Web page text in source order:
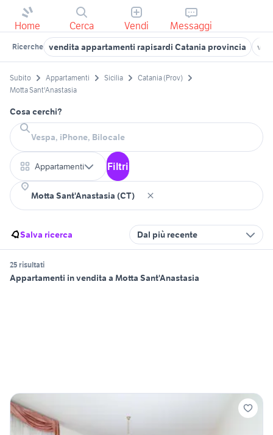
Home Cerca Vendi Messaggi
Ricerche vendita appartamenti rapisardi Catania provincia
Subito Appartamenti Sicilia
Catania (Prov)
Motta Sant'Anastasia
Cosa cerchi?
Appartamenti Filtri
Salva ricerca Dal più recente
25 risultati
Appartamenti in vendita a Motta Sant'Anastasia